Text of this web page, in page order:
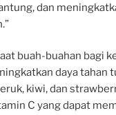
dan
buah-buahan bagi
daya tahan
kiwi, dan
C yang dapat